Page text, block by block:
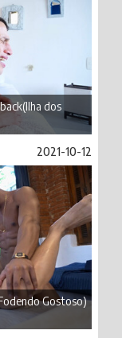
dos
2021-10-12
Gostoso)